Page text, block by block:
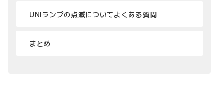
UNIランプの点滅についてよくある質問
まとめ